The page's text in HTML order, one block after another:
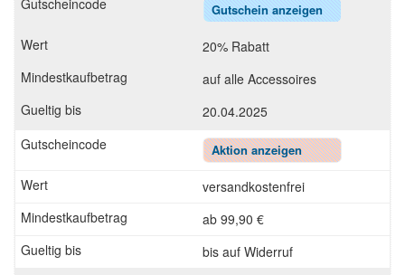
Gutschein anzeigen
20% Rabatt
auf alle Accessoires
20.04.2025
Aktion anzeigen
versandkostenfrei
ab 99,90 €
bis auf Widerruf